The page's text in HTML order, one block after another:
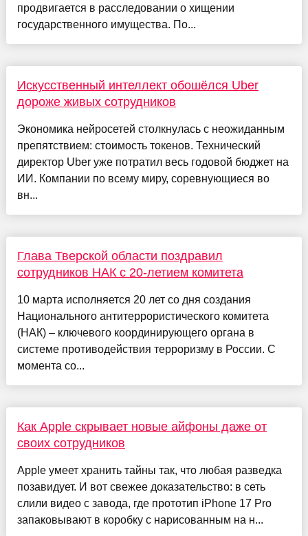
продвигается в расследовании о хищении
государственного имущества. По...
Искусственный интеллект обошёлся Uber
дороже живых сотрудников
Экономика нейросетей столкнулась с неожиданным
препятствием: стоимость токенов. Технический
директор Uber уже потратил весь годовой бюджет на
ИИ. Компании по всему миру, соревнующиеся во
вн...
Глава Тверской области поздравил
сотрудников НАК с 20-летием комитета
10 марта исполняется 20 лет со дня создания
Национального антитеррористического комитета
(НАК) – ключевого координирующего органа в
системе противодействия терроризму в России. С
момента со...
Как Apple скрывает новые айфоны даже от
своих сотрудников
Apple умеет хранить тайны так, что любая разведка
позавидует. И вот свежее доказательство: в сеть
слили видео с завода, где прототип iPhone 17 Pro
запаковывают в коробку с нарисованным на н...